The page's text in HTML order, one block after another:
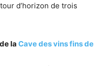
d’horizon de trois
la Cave des vins fins de